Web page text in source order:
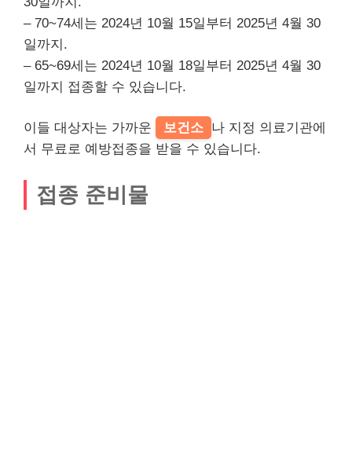
– 70~74세는 2024년 10월 15일부터 2025년 4월 30
일까지.
– 65~69세는 2024년 10월 18일부터 2025년 4월 30
일까지 접종할 수 있습니다.
이들 대상자는 가까운 보건소 나 지정 의료기관에
서 무료로 예방접종을 받을 수 있습니다.
접종 준비물